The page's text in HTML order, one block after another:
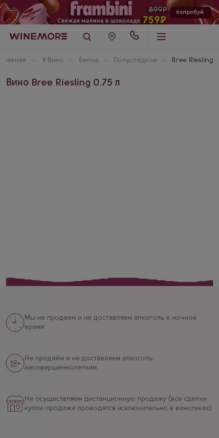
Главная 🍷 Вино Белое Полусладкое Bree Riesling
Вино Bree Riesling 0.75 л
Мы не продаем и не доставляем алкоголь в ночное
время
Не продаём и не доставляем алкоголь
несовершеннолетним
Не осуществляем дистанционную продажу (все сделки
купли-продажи проводятся исключительно в винотеках)